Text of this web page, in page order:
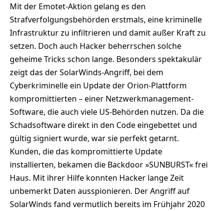
Mit der Emotet-Aktion gelang es den
Strafverfolgungsbehörden erstmals, eine kriminelle
Infrastruktur zu infiltrieren und damit außer Kraft zu
setzen. Doch auch Hacker beherrschen solche
geheime Tricks schon lange. Besonders spektakulär
zeigt das der SolarWinds-Angriff, bei dem
Cyberkriminelle ein Update der Orion-Plattform
kompromittierten – einer Netzwerkmanagement-
Software, die auch viele US-Behörden nutzen. Da die
Schadsoftware direkt in den Code eingebettet und
gültig signiert wurde, war sie perfekt getarnt.
Kunden, die das kompromittierte Update
installierten, bekamen die Backdoor »SUNBURST« frei
Haus. Mit ihrer Hilfe konnten Hacker lange Zeit
unbemerkt Daten ausspionieren. Der Angriff auf
SolarWinds fand vermutlich bereits im Frühjahr 2020